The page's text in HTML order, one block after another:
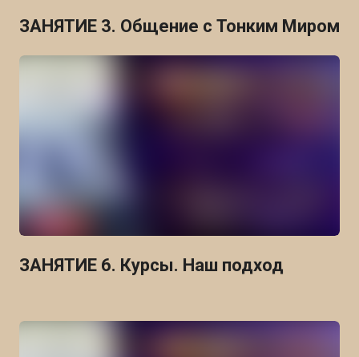
ЗАНЯТИЕ 3. Общение с Тонким Миром
ЗАНЯТИЕ 6. Курсы. Наш подход